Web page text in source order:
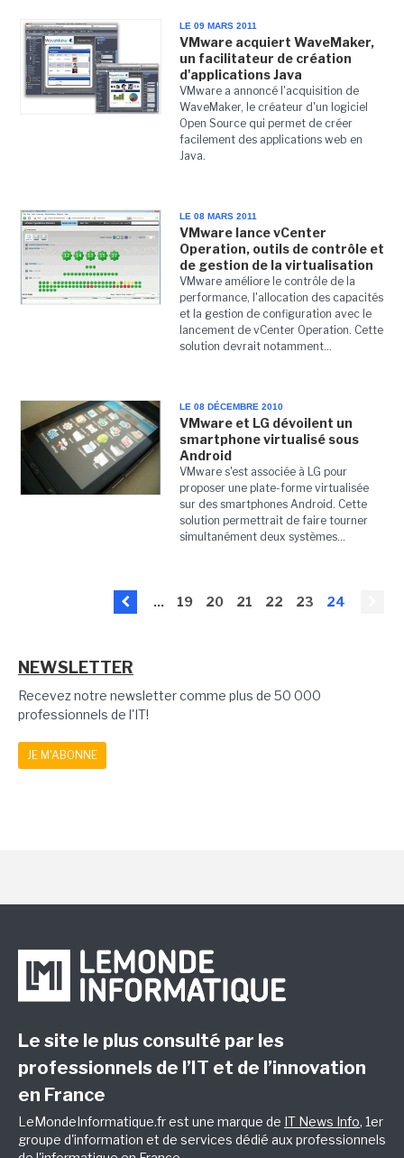
LE 09 MARS 2011
VMware acquiert WaveMaker,
un facilitateur de création
d'applications Java
VMware a annoncé l'acquisition de
WaveMaker, le créateur d'un logiciel
Open Source qui permet de créer
facilement des applications web en
Java.
LE 08 MARS 2011
VMware lance vCenter
Operation, outils de contrôle et
de gestion de la virtualisation
VMware améliore le contrôle de la
performance, l'allocation des capacités
et la gestion de configuration avec le
lancement de vCenter Operation. Cette
solution devrait notamment...
LE 08 DÉCEMBRE 2010
VMware et LG dévoilent un
smartphone virtualisé sous
Android
VMware s'est associée à LG pour
proposer une plate-forme virtualisée
sur des smartphones Android. Cette
solution permettrait de faire tourner
simultanément deux systèmes...
... 19 20 21 22 23 24
NEWSLETTER
Recevez notre newsletter comme plus de 50 000
professionnels de l'IT!
JE M'ABONNE
Le site le plus consulté par les
professionnels de l’IT et de l’innovation
en France
LeMondeInformatique.fr est une marque de IT News Info, 1er
groupe d'information et de services dédié aux professionnels